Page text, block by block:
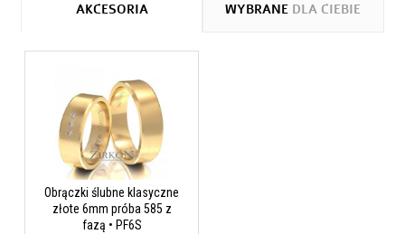
AKCESORIA WYBRANE DLA CIEBIE
Obrączki ślubne klasyczne
złote 6mm próba 585 z
fazą • PF6S